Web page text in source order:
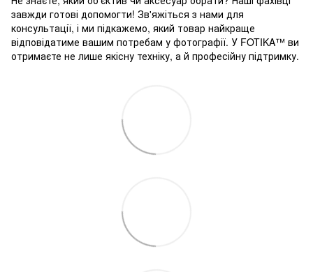
завжди готові допомогти! Зв'яжіться з нами для
консультації, і ми підкажемо, який товар найкраще
відповідатиме вашим потребам у фотографії. У FOTIKA™ ви
отримаєте не лише якісну техніку, а й професійну підтримку.